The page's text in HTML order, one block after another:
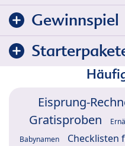
Gewinnspiel
Eisprung-
Gratisproben
Babynamen Checklisten